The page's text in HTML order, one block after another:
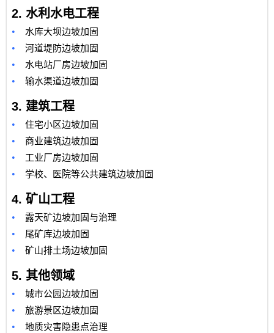
2.水利水电工程
• 水库大坝边坡加固
• 河道堤防边坡加固
• 水电站厂房边坡加固
• 输水渠道边坡加固
3. 建筑工程
• 住宅小区边坡加固
• 商业建筑边坡加固
• 工业厂房边坡加固
• 学校、医院等公共建筑边坡加固
4.矿山工程
• 露天矿边坡加固与治理
• 尾矿库边坡加固
• 矿山排土场边坡加固
5.其他领域
• 城市公园边坡加固
• 旅游景区边坡加固
• 地质灾害隐患点治理